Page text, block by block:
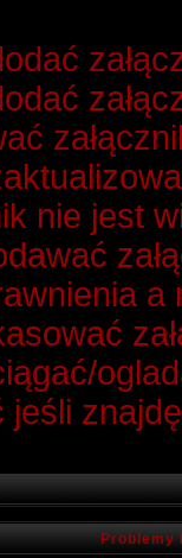
nie jest
a
Problemy